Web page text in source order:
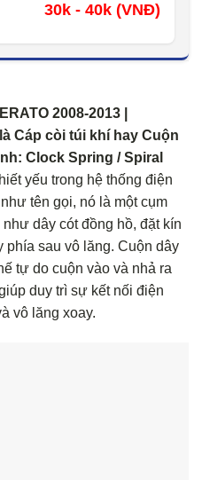
30k - 40k (VNĐ)
2008-2013 |
Cáp còi túi khí hay Cuộn
Clock Spring / Spiral
yếu trong hệ thống điện
tên gọi, nó là một cụm
dây cót đồng hồ, đặt kín
phía sau vô lăng. Cuộn dây
tự do cuộn vào và nhả ra
duy trì sự kết nối điện
vô lăng xoay.